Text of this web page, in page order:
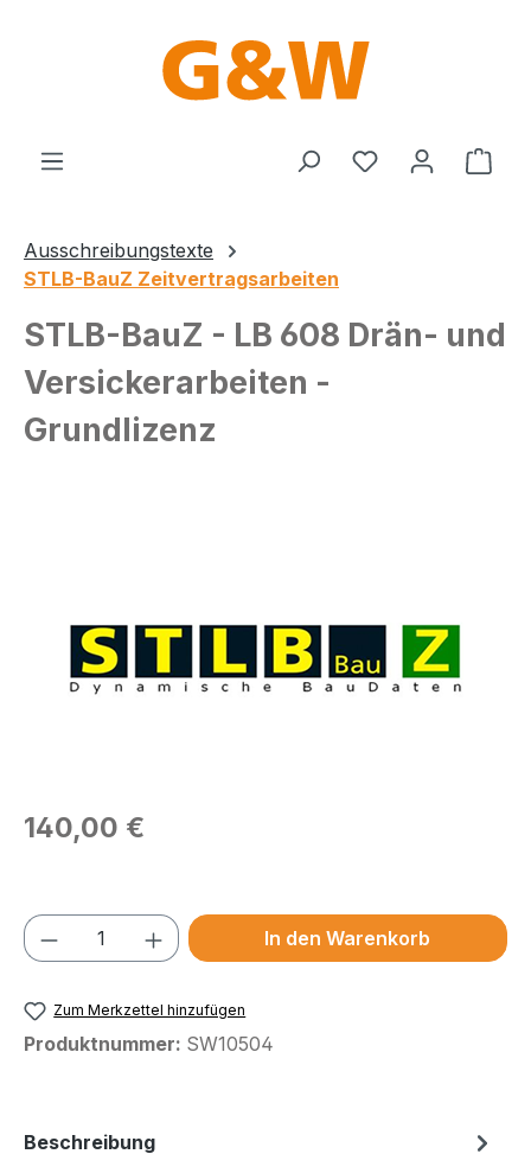
Du hast 0
Ausschreibungstexte
STLB-BauZ Zeitvertragsarbeiten
STLB-BauZ - LB 608 Drän- und
Versickerarbeiten -
Grundlizenz
Regulärer Preis:
140,00 €
Produkt Anzahl: Gib den gewünschten
In den Warenkorb
Zum Merkzettel hinzufügen
Produktnummer: SW10504
Beschreibung